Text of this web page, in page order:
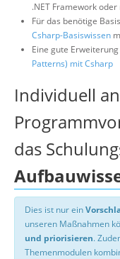
.NET Framework
Für das benötige
Csharp-Basiswissen
Eine gute
Patterns) mit Csharp
Individuell
das
Dies ist nur ein
unseren Maßnahmen
und priorisieren.
Themenmodulen